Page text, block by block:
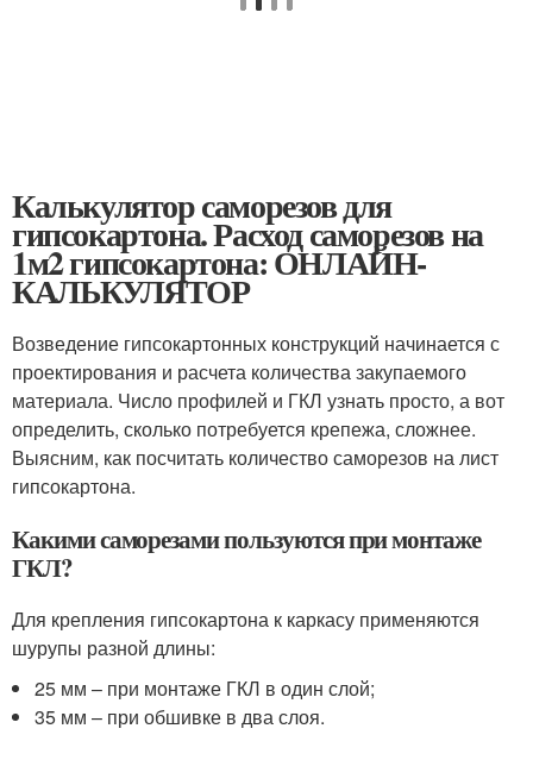
Калькулятор саморезов для
гипсокартона. Расход саморезов на
1м2 гипсокартона: ОНЛАЙН-
КАЛЬКУЛЯТОР
Возведение гипсокартонных конструкций начинается с
проектирования и расчета количества закупаемого
материала. Число профилей и ГКЛ узнать просто, а вот
определить, сколько потребуется крепежа, сложнее.
Выясним, как посчитать количество саморезов на лист
гипсокартона.
Какими саморезами пользуются при монтаже
ГКЛ?
Для крепления гипсокартона к каркасу применяются
шурупы разной длины:
25 мм – при монтаже ГКЛ в один слой;
35 мм – при обшивке в два слоя.